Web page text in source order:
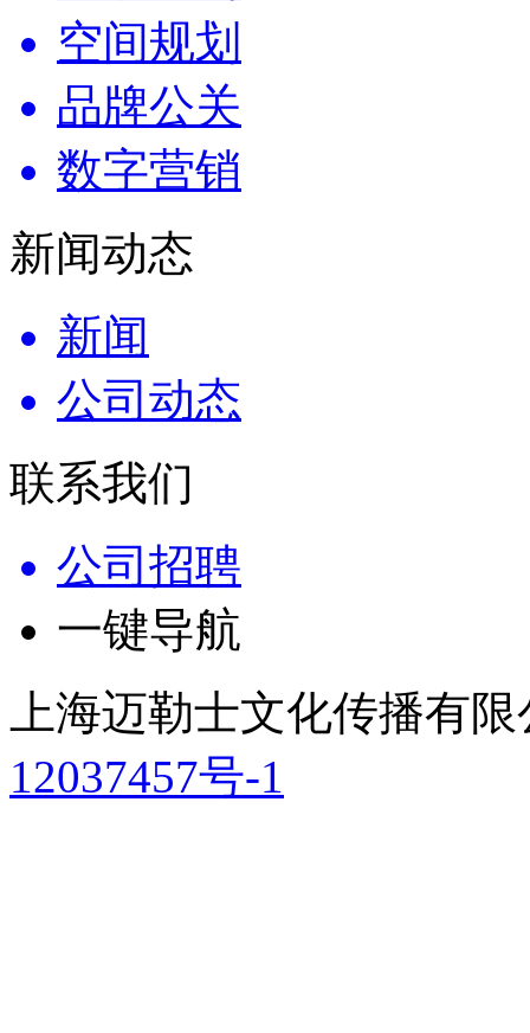
空间规划
品牌公关
数字营销
新闻动态
新闻
公司动态
联系我们
公司招聘
一键导航
上海迈勒士文化传
12037457号-1